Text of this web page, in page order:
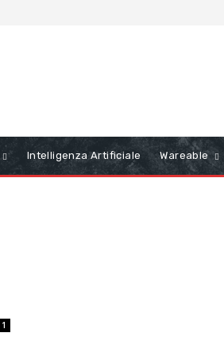
Intelligenza Artificiale Wareable
1